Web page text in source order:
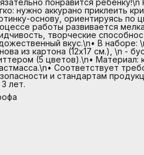
понравится ребёнку!\n
нужно аккурано приклеить
основу, ориентируясь по
работы развивается
творческие
вкус.\n• В наборе:
из картона (12х17 см.), \n -
(5 цветов).\n• Материал:
Соответствует
и стандартам
лет.